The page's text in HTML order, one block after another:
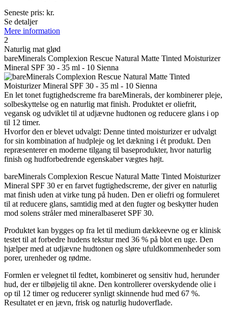
Seneste pris: kr.
Se detaljer
Mere information
2
Naturlig mat glød
bareMinerals Complexion Rescue Natural Matte Tinted Moisturizer
Mineral SPF 30 - 35 ml - 10 Sienna
En let tonet fugtighedscreme fra bareMinerals, der kombinerer pleje,
solbeskyttelse og en naturlig mat finish. Produktet er oliefrit,
vegansk og udviklet til at udjævne hudtonen og reducere glans i op
til 12 timer.
Hvorfor den er blevet udvalgt: Denne tinted moisturizer er udvalgt
for sin kombination af hudpleje og let dækning i ét produkt. Den
repræsenterer en moderne tilgang til baseprodukter, hvor naturlig
finish og hudforbedrende egenskaber vægtes højt.
bareMinerals Complexion Rescue Natural Matte Tinted Moisturizer
Mineral SPF 30 er en farvet fugtighedscreme, der giver en naturlig
mat finish uden at virke tung på huden. Den er oliefri og formuleret
til at reducere glans, samtidig med at den fugter og beskytter huden
mod solens stråler med mineralbaseret SPF 30.
Produktet kan bygges op fra let til medium dækkeevne og er klinisk
testet til at forbedre hudens tekstur med 36 % på blot en uge. Den
hjælper med at udjævne hudtonen og sløre ufuldkommenheder som
porer, urenheder og rødme.
Formlen er velegnet til fedtet, kombineret og sensitiv hud, herunder
hud, der er tilbøjelig til akne. Den kontrollerer overskydende olie i
op til 12 timer og reducerer synligt skinnende hud med 67 %.
Resultatet er en jævn, frisk og naturlig hudoverflade.